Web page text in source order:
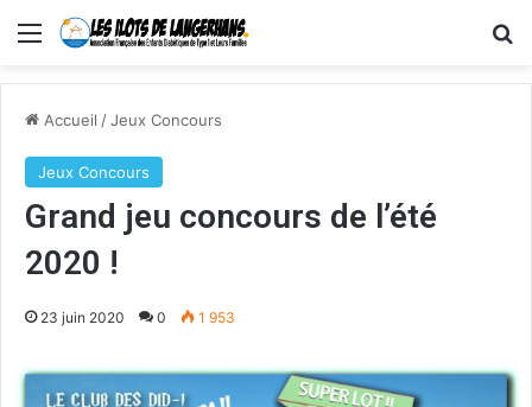
Menu
Accueil /Jeux Concours
Jeux Concours
Grand jeu concours de l’été
2020 !
23 juin 2020 0 1 953